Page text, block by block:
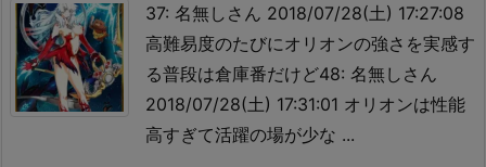
37: 名無しさん 2018/07/28(土) 17:27:08
高難易度のたびにオリオンの強さを実感す
る普段は倉庫番だけど48: 名無しさん
2018/07/28(土) 17:31:01 オリオンは性能
高すぎて活躍の場が少な ...